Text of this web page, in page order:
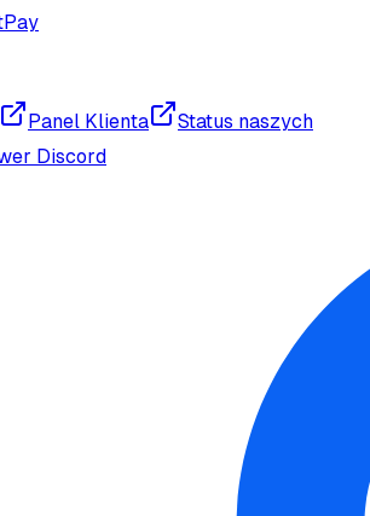
Panel Klienta
Status naszych
Discord